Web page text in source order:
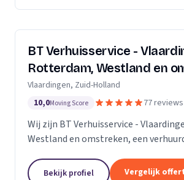
BT Verhuisservice -
Rotterdam, Westland en
Vlaardingen, Zuid-Holland
10,0Moving Score 77 reviews
Wij zijn BT Verhuisservice -
Westland en omstreken, een
Zuid-Holland.
Bekijk profiel Vergelijk